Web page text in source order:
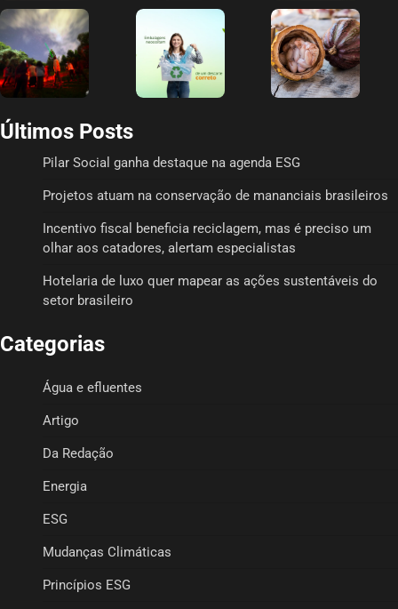
Últimos Posts
Pilar Social ganha destaque na agenda ESG
Projetos atuam na conservação de mananciais brasileiros
Incentivo fiscal beneficia reciclagem, mas é preciso um
olhar aos catadores, alertam especialistas
Hotelaria de luxo quer mapear as ações sustentáveis do
setor brasileiro
Categorias
Água e efluentes
Artigo
Da Redação
Energia
ESG
Mudanças Climáticas
Princípios ESG